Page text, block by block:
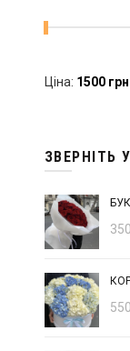
Мінімальна
Найбільша
Ціна: 1500
ЗВЕРНІТЬ